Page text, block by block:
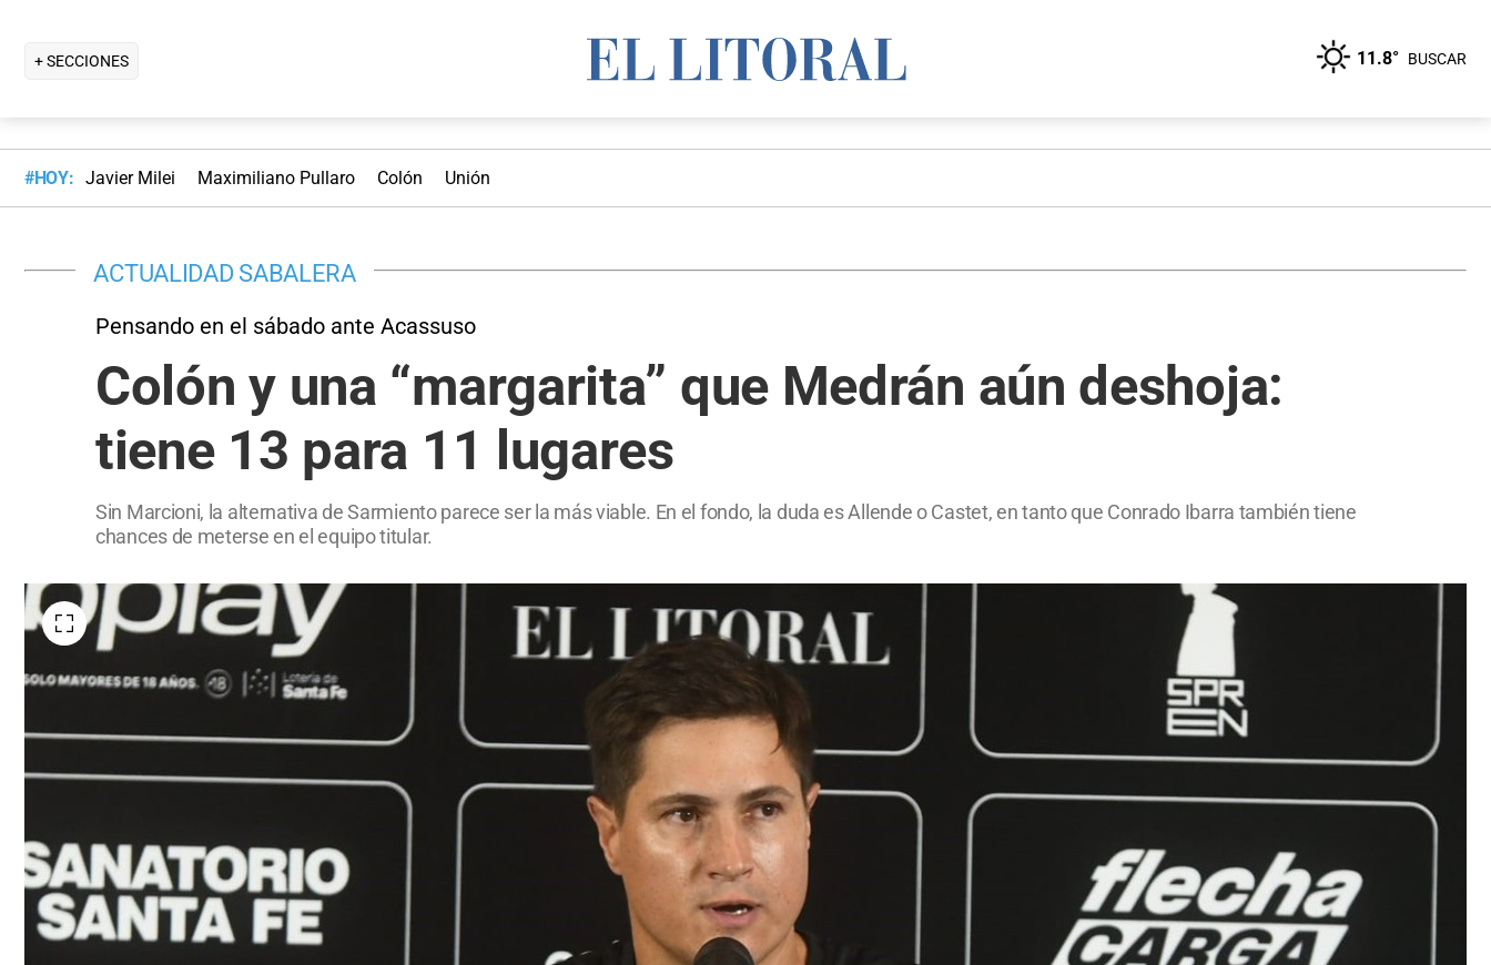
+ SECCIONES 11.8° BUSCAR
#HOY: Javier Milei Maximiliano Pullaro Colón Unión
ACTUALIDAD SABALERA
Pensando en el sábado ante Acassuso
Colón y una “margarita” que Medrán aún deshoja:
tiene 13 para 11 lugares
Sin Marcioni, la alternativa de Sarmiento parece ser la más viable. En el fondo, la duda es Allende o Castet, en tanto que Conrado Ibarra también tiene
chances de meterse en el equipo titular.